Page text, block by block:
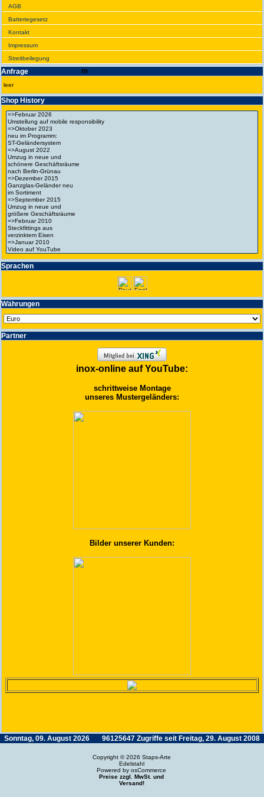
AGB
Batte­rie­gesetz
Kontakt
Impres­sum
Streit­bei­legung
Anfrage
leer
Shop History
Spra­chen
Wäh­run­gen
Partner
inox-online auf YouTube:
schrittweise Montage
unseres Mustergeländers:
Bilder unserer Kunden:
Sonntag, 09. August 2026 96125647 Zugriffe seit Freitag, 29. August 2008
Copyright © 2026 Staps-Arte
Edelstahl
Powered by osCommerce
Preise zzgl. MwSt. und
Versand!